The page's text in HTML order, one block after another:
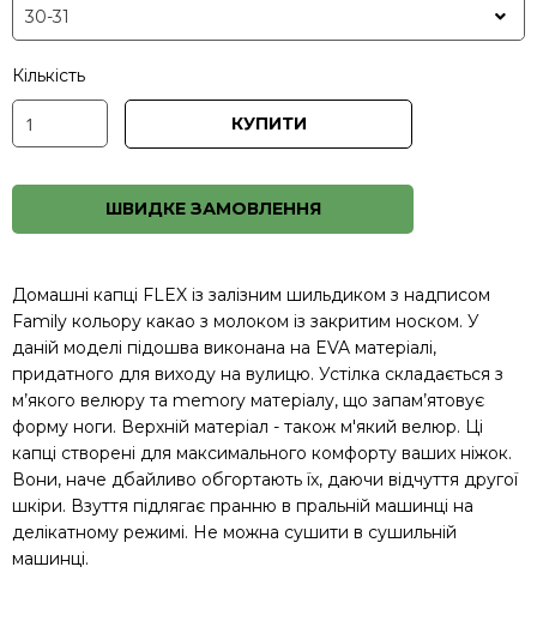
Кількість
КУПИТИ
ШВИДКЕ ЗАМОВЛЕННЯ
Домашні капці FLEX із залізним шильдиком з надписом
Family кольору какао з молоком із закритим носком. У
даній моделі підошва виконана на EVA матеріалі,
придатного для виходу на вулицю. Устілка складається з
м’якого велюру та memory матеріалу, що запам’ятовує
форму ноги. Верхній матеріал - також м'який велюр. Ці
капці створені для максимального комфорту ваших ніжок.
Вони, наче дбайливо обгортають їх, даючи відчуття другої
шкіри. Взуття підлягає пранню в пральній машинці на
делікатному режимі. Не можна сушити в сушильній
машинці.